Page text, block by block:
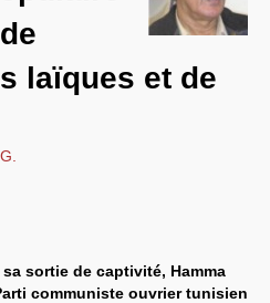
laïques et de
sortie de captivité, Hamma
communiste ouvrier tunisien